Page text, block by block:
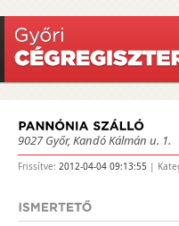
9027 Győr, Kandó Kálmán u. 1.
Frissítve: 2012-04-04 09:13:55 |